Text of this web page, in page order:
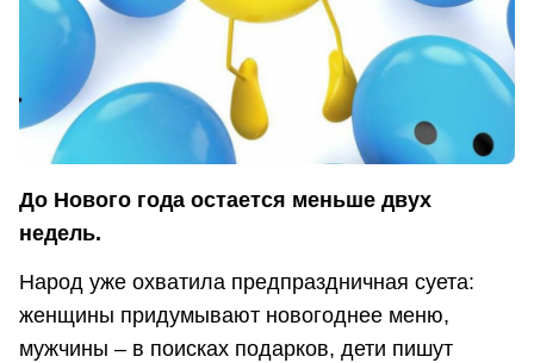
До Нового года остается меньше двух
недель.
Народ уже охватила предпраздничная суета:
женщины придумывают новогоднее меню,
мужчины – в поисках подарков, дети пишут